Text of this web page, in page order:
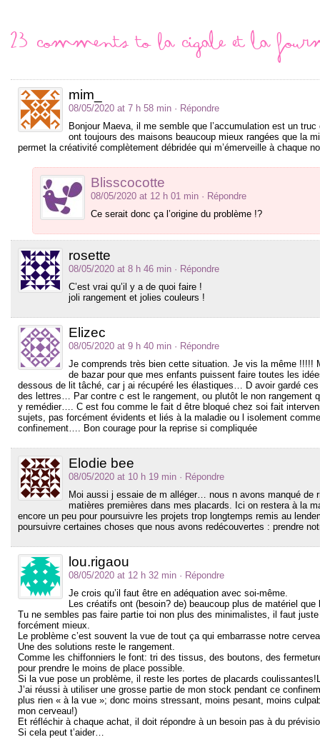
23 comments to La cigale et la
mim_
08/05/2020 at 7 h 58 min · Répondre
Bonjour Maeva, il me semble que l’accumulation est un
ont toujours des maisons beaucoup mieux rangées que la
permet la créativité complètement débridée qui m’émerveille à chaque
Blisscocotte
08/05/2020 at 12 h 01 min · Répondre
Ce serait donc ça l’origine du problème !?
rosette
08/05/2020 at 8 h 46 min · Répondre
C’est vrai qu’il y a de quoi faire !
joli rangement et jolies couleurs !
Elizec
08/05/2020 at 9 h 40 min · Répondre
Je comprends très bien cette situation. Je vis la même !!!!!
de bazar pour que mes enfants puissent faire toutes les
dessous de lit tâché, car j ai récupéré les élastiques… D avoir gardé
des lettres… Par contre c est le rangement, ou plutôt le non rangement
y remédier…. C est fou comme le fait d être bloqué chez soi fait
sujets, pas forcément évidents et liés à la maladie ou l isolement
confinement…. Bon courage pour la reprise si compliquée
Elodie bee
08/05/2020 at 10 h 19 min · Répondre
Moi aussi j essaie de m alléger… nous n avons manqué de
matières premières dans mes placards. Ici on restera à la
encore un peu pour poursuivre les projets trop longtemps remis au
poursuivre certaines choses que nous avons redécouvertes : prendre
lou.rigaou
08/05/2020 at 12 h 32 min · Répondre
Je crois qu’il faut être en adéquation avec soi-même.
Les créatifs ont (besoin? de) beaucoup plus de matériel
Tu ne sembles pas faire partie toi non plus des minimalistes, il faut
forcément mieux.
Le problème c’est souvent la vue de tout ça qui embarrasse notre
Une des solutions reste le rangement.
Comme les chiffonniers le font: tri des tissus, des boutons, des
pour prendre le moins de place possible.
Si la vue pose un problème, il reste les portes de placards
J’ai réussi à utiliser une grosse partie de mon stock pendant ce
plus rien « à la vue »; donc moins stressant, moins pesant, moins
mon cerveau!)
Et réfléchir à chaque achat, il doit répondre à un besoin pas à du
Si cela peut t’aider…